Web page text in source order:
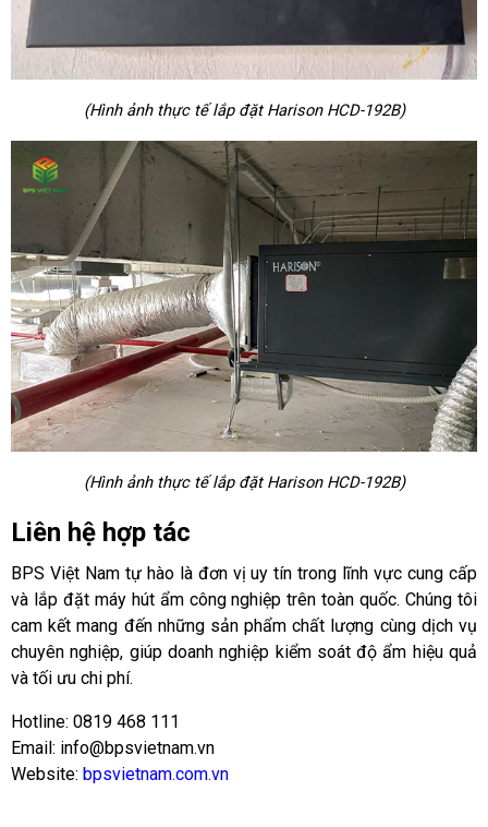
(Hình ảnh thực tế lắp đặt Harison HCD-192B)
(Hình ảnh thực tế lắp đặt Harison HCD-192B)
Liên hệ hợp tác
BPS Việt Nam tự hào là đơn vị uy tín trong lĩnh vực cung cấp
và lắp đặt máy hút ẩm công nghiệp trên toàn quốc. Chúng tôi
cam kết mang đến những sản phẩm chất lượng cùng dịch vụ
chuyên nghiệp, giúp doanh nghiệp kiểm soát độ ẩm hiệu quả
và tối ưu chi phí.
Hotline: 0819 468 111
Email: info@bpsvietnam.vn
Website: bpsvietnam.com.vn